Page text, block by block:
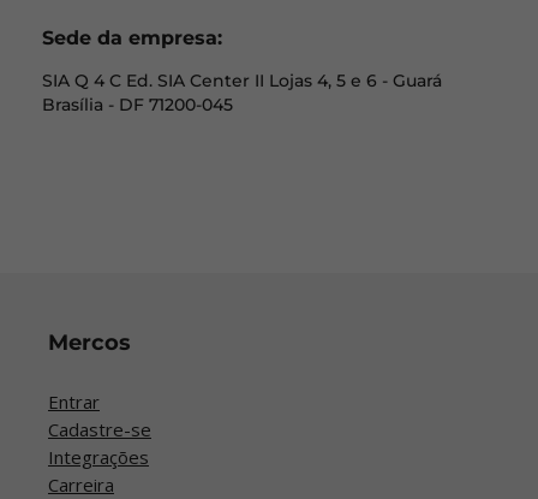
Sede da empresa:
SIA Q 4 C Ed. SIA Center II Lojas 4, 5 e 6 - Guará
Brasília - DF 71200-045
Mercos
Entrar
Cadastre-se
Integrações
Carreira